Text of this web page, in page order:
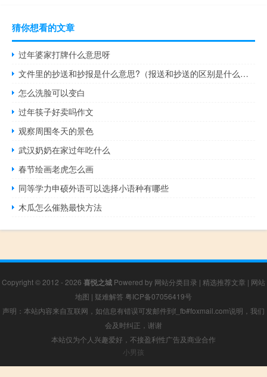
猜你想看的文章
过年婆家打牌什么意思呀
文件里的抄送和抄报是什么意思?（报送和抄送的区别是什么意思）
怎么洗脸可以变白
过年筷子好卖吗作文
观察周围冬天的景色
武汉奶奶在家过年吃什么
春节绘画老虎怎么画
同等学力申硕外语可以选择小语种有哪些
木瓜怎么催熟最快方法
Copyright © 2012 - 2026 喜悦之城 Powered by 网站分类目录 | 精选推荐文章 | 网站
地图 | 疑难解答 粤ICP备07056419号
声明：本站内容来自互联网，如信息有错误可发邮件到f_fb#foxmail.com说明，我们
会及时纠正，谢谢
本站仅为个人兴趣爱好，不接盈利性广告及商业合作
小男孩